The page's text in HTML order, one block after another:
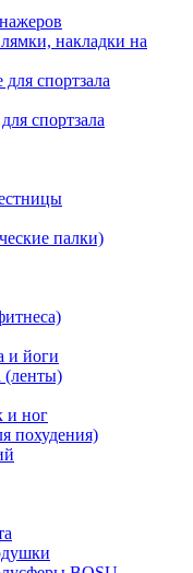
накладки на
спортзала
спортзала
палки)
и йоги
(ленты)
и ног
похудения)